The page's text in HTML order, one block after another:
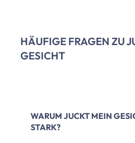
HÄUFIGE FRAGEN ZU
GESICHT
WARUM JUCKT MEIN
STARK?